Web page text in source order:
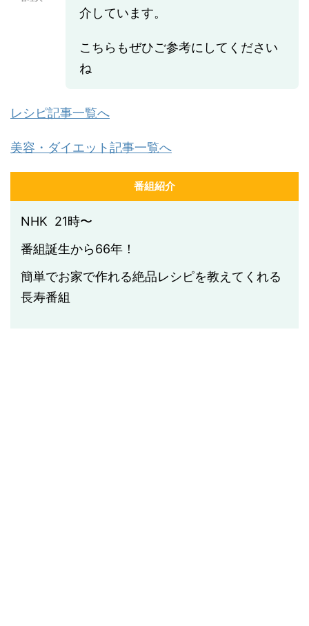
介しています。
こちらもぜひご参考にしてください
ね
レシピ記事一覧へ
美容・ダイエット記事一覧へ
番組紹介
NHK 21時〜
番組誕生から66年！
簡単でお家で作れる絶品レシピを教えてくれる
長寿番組